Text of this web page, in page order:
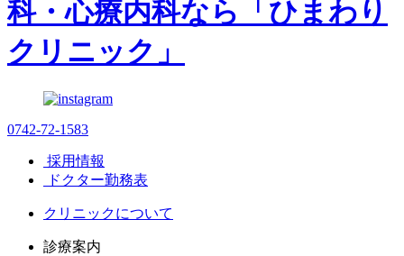
0742-72-1583
採用情報
ドクター勤務表
クリニックについて
診療案内